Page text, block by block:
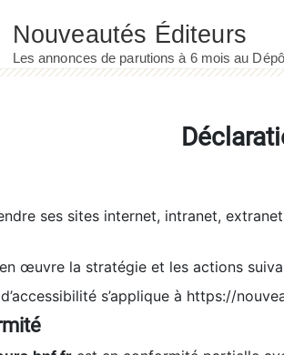
ses sites internet, intranet,
œuvre la stratégie et les actions
s’applique à https://